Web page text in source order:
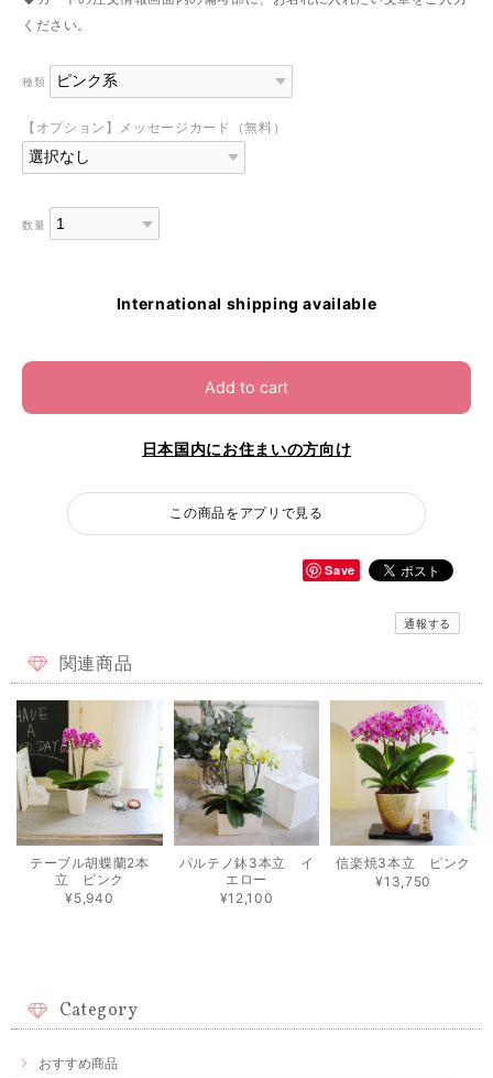
ください。
種類
【オプション】メッセージカード（無料）
数量
International shipping available
Add to cart
日本国内にお住まいの方向け
この商品をアプリで見る
Save
通報する
関連商品
テーブル胡蝶蘭2本
立 ピンク
¥5,940
パルテノ鉢3本立 イ
エロー
¥12,100
信楽焼3本立 ピンク
¥13,750
Category
おすすめ商品